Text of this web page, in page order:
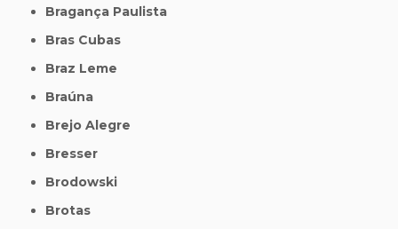
Bragança Paulista
Bras Cubas
Braz Leme
Braúna
Brejo Alegre
Bresser
Brodowski
Brotas